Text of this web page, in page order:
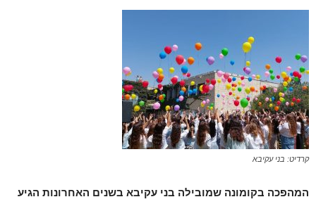
קרדיט: בני עקיבא
המהפכה בקומונה שמובילה בני עקיבא בשנים האחרונות הגיע